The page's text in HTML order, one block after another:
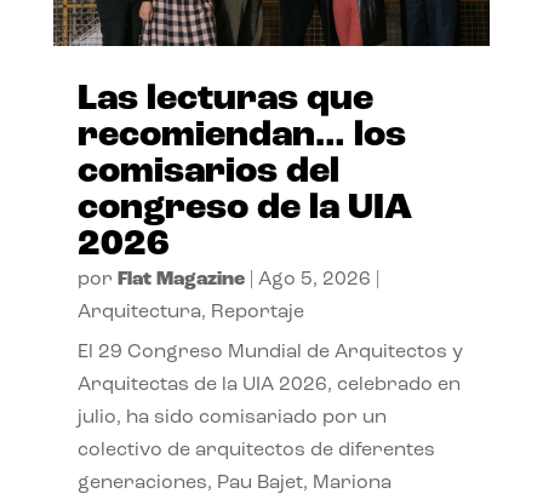
Las lecturas que
recomiendan… los
comisarios del
congreso de la UIA
2026
por Flat Magazine| Ago 5, 2026
Arquitectura, Reportaje
El 29 Congreso Mundial de Arquitectos y
Arquitectas de la UIA 2026, celebrado en
julio, ha sido comisariado por un
colectivo de arquitectos de diferentes
generaciones, Pau Bajet, Mariona